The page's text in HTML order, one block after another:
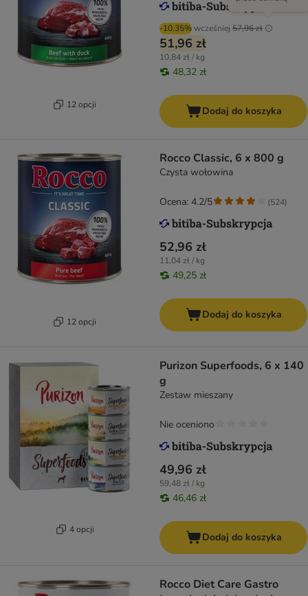
12 opcji
-10.35%wcześniej 57,96 zł
51,96 zł
10,84 zł / kg
48,32 zł
Dodaj do koszyka
12 opcji
Rocco Classic, 6 x 800 g
Czysta wołowina
52,96 zł
11,04 zł / kg
49,25 zł
Ocena: 4.2/5 (524)
Dodaj do koszyka
4 opcji
Purizon Superfoods, 6 x 140
g
Zestaw mieszany
49,96 zł
59,48 zł / kg
46,46 zł
Nie oceniono
Dodaj do koszyka
Rocco Diet Care Gastro